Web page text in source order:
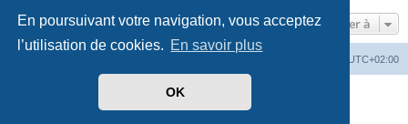
En poursuivant votre navigation, vous acceptez
l’utilisation de cookies. En savoir plus
OK
Aller à
UTC+02:00
phpBB ® Forum Software © phpBB Limited
phpBB-fr.com